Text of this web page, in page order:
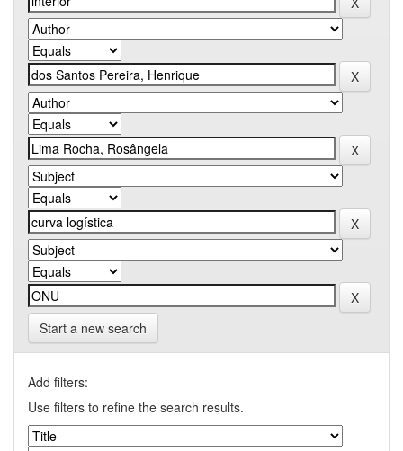
Start a new search
Add filters:
Use filters to refine the search results.